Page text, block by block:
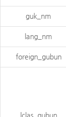
guk_nm
lang_nm
foreign_gubun
lclas_gubun